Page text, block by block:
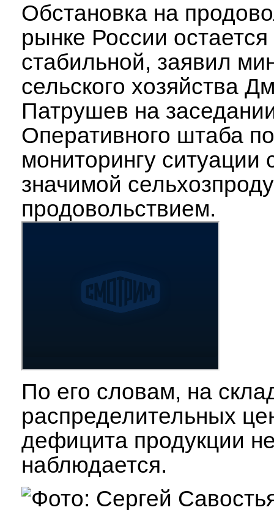
Обстановка на
рынке России остается
стабильной, заявил
сельского хозяйства
Патрушев на
Оперативного штаба по
мониторингу ситуации
значимой
продовольствием.
По его словам, на
распределительных
дефицита продукции
наблюдается.